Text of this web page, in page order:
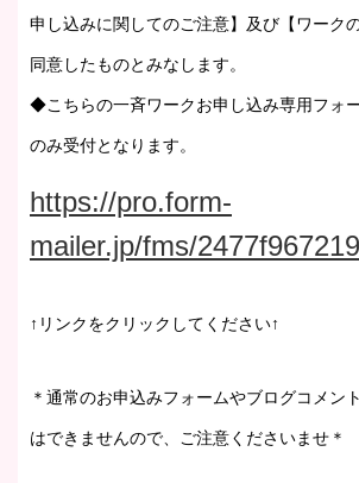
申し込みに関してのご注意】及び【ワーク
同意したものとみなします。
◆こちらの一斉ワークお申し込み専用フォ
のみ受付となります。
https://pro.form-
mailer.jp/fms/
↑リンクをクリックしてください↑
＊通常のお申込みフォームやブログコメン
はできませんので、ご注意くださいませ＊